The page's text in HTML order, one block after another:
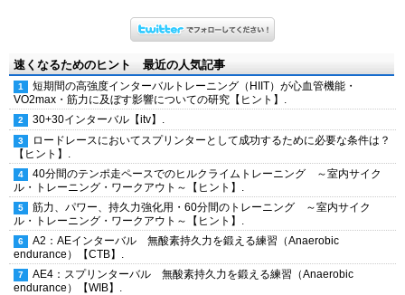
速くなるためのヒント 最近の人気記事
短期間の高強度インターバルトレーニング（HIIT）が心血管機能・
VO2max・筋力に及ぼす影響についての研究【ヒント】.
30+30インターバル【itv】.
ロードレースにおいてスプリンターとして成功するために必要な条件は？
【ヒント】.
40分間のテンポ走ペースでのヒルクライムトレーニング ～室内サイク
ル・トレーニング・ワークアウト～【ヒント】.
筋力、パワー、持久力強化用・60分間のトレーニング ～室内サイク
ル・トレーニング・ワークアウト～【ヒント】.
A2：AEインターバル 無酸素持久力を鍛える練習（Anaerobic
endurance）【CTB】.
AE4：スプリンターバル 無酸素持久力を鍛える練習（Anaerobic
endurance）【WIB】.